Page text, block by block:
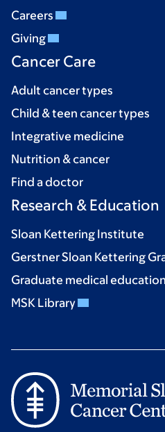
Careers
Giving
Cancer Care
Adult cancer types
Child & teen cancer types
Integrative medicine
Nutrition & cancer
Find a doctor
Research & Education
Sloan Kettering Institute
Gerstner Sloan Kettering
Graduate medical education
MSK Library